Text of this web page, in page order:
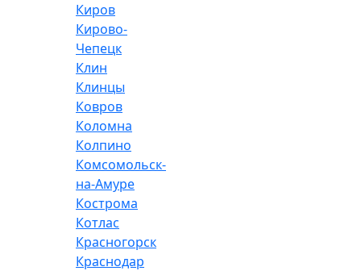
Киров
Кирово-
Чепецк
Клин
Клинцы
Ковров
Коломна
Колпино
Комсомольск-
на-Амуре
Кострома
Котлас
Красногорск
Краснодар